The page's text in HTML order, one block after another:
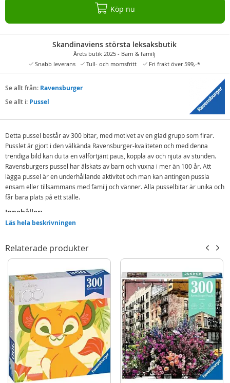
Köp nu
Skandinaviens största leksaksbutik
Årets butik 2025 - Barn & familj
Snabb leverans
Tull- och momsfritt Fri frakt över 599,-*
Se allt från: Ravensburger
Se allt i: Pussel
Detta pussel består av 300 bitar, med motivet av en glad grupp som firar.
Pusslet är gjort i den välkända Ravensburger-kvaliteten och med denna
trendiga bild kan du ta en välförtjänt paus, koppla av och njuta av stunden.
Ravensburgers pussel har älskats av barn och vuxna i mer än 100 år. Att
lägga pussel är en underhållande aktivitet och man kan antingen pussla
ensam eller tillsammans med familj och vänner.Alla pusselbitar är unika och
får bara plats på ett ställe.
Innehåller:
Ravensburger pussel med 300 bitar
Detaljer:
Mått: ca. 39 x 27 cm
Antal bitar: 300
Ålder: från 8 år
Mer
information
Modell 173716
EAN 4005556173716
Varumärke Ravensburger
Läs hela beskrivningen
Relaterade produkter